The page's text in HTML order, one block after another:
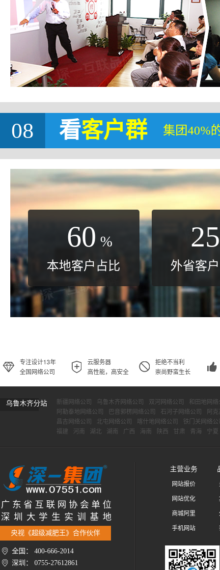
08 看客户群 集团40%
60 %
本地客户占比
25
外省客
专注设计13年
全国网络公司
云服务器
高性能，高安全
拒绝不当利
崇尚野蛮生长
乌鲁木齐分站 新疆网络公司 乌鲁木齐网络公司 双河网络公司
和田地网络
阿勒泰地网络公司
巴音郭楞网络公司 石河子网络公司
阿
昌吉网络公司
北屯网络公司 喀什地网络公司
铁门关网络公
福建
河南 湖北 湖南 广西 海南 陕西 甘肃 青海 宁夏
广 东 省 互 联 网 协 会 单 位
深 圳 大 学 生 实 训 基 地
央视《超级减肥王》合作伙伴
全国： 400-666-2014
深圳： 0755-27612861
主营业务
网站报价
网站优化
商城阿里
手机网站